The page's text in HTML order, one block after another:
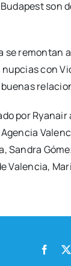
son
se
nup­cias con
por
San­dra
Valen­cia,